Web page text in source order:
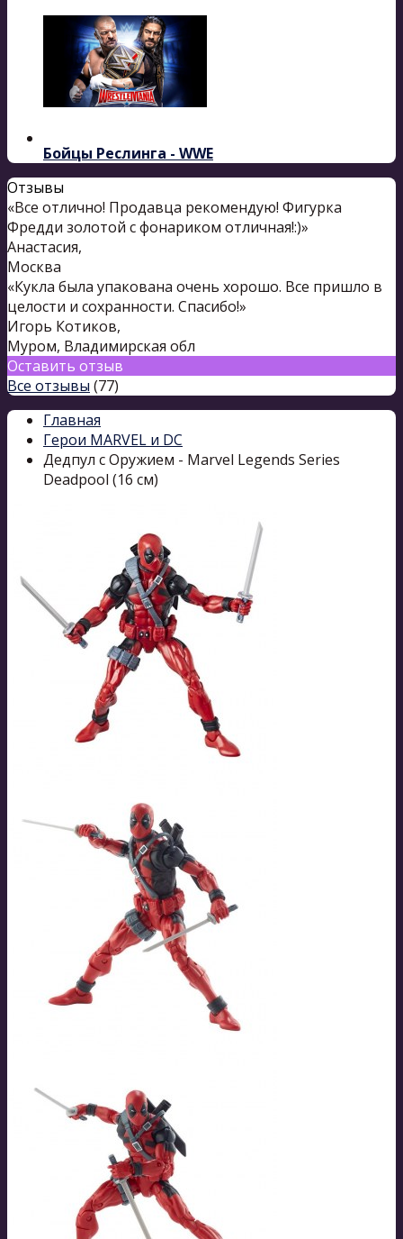
Бойцы Реслинга - WWE
Отзывы
«Все отлично! Продавца рекомендую! Фигурка
Фредди золотой с фонариком отличная!:)»
Анастасия,
Москва
«Кукла была упакована очень хорошо. Все пришло в
целости и сохранности. Спасибо!»
Игорь Котиков,
Муром, Владимирская обл
Оставить отзыв
Все отзывы (77)
Главная
Герои MARVEL и DC
Дедпул с Оружием - Marvel Legends Series
Deadpool (16 см)